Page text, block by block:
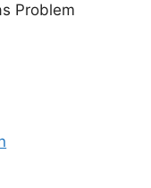
Problem